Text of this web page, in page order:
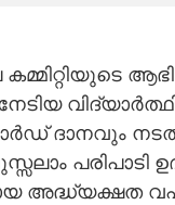
ദാനവും
അദ്ധ്യക്ഷത